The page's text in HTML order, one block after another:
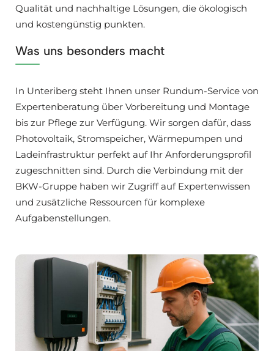
Qualität und nachhaltige Lösungen, die ökologisch
und kostengünstig punkten.
Was uns besonders macht
In Unteriberg steht Ihnen unser Rundum-Service von
Expertenberatung über Vorbereitung und Montage
bis zur Pflege zur Verfügung. Wir sorgen dafür, dass
Photovoltaik, Stromspeicher, Wärmepumpen und
Ladeinfrastruktur perfekt auf Ihr Anforderungsprofil
zugeschnitten sind. Durch die Verbindung mit der
BKW-Gruppe haben wir Zugriff auf Expertenwissen
und zusätzliche Ressourcen für komplexe
Aufgabenstellungen.